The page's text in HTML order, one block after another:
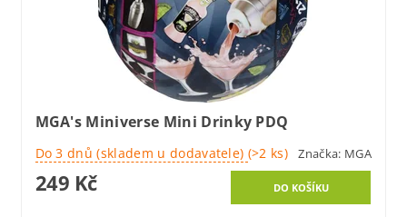
MGA's Miniverse Mini Drinky PDQ
Do 3 dnů (skladem u dodavatele) (>2 ks) Značka: MGA
249 Kč